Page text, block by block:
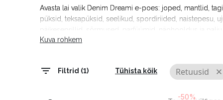
Avasta lai valik Denim Dreami e-poes: joped, mantlid,
püksid, teksapüksid, seelikud, spordiriided, naistepesu,
Tommy Hilfiger, Calvin Klein, Camel Active, Denim
Kuva rohkem
Filtrid (1) Tühista kõik Retuusid
-50%